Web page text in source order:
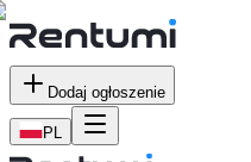
Dodaj ogłoszenie
PL